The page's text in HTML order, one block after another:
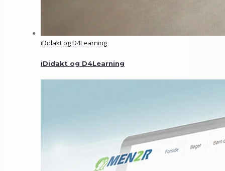
iDidakt og D4Learning
iDidakt og D4Learning